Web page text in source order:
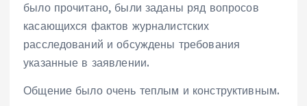
было прочитано, были заданы ряд вопросов
касающихся фактов журналистских
расследований и обсуждены требования
указанные в заявлении.
Общение было очень теплым и конструктивным.